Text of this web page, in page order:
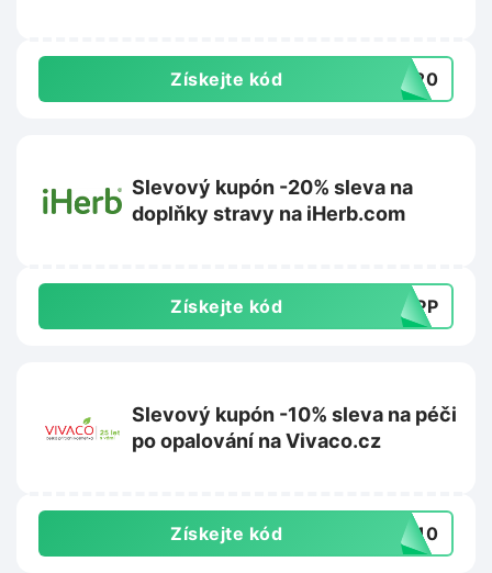
Získejte kód PY20
Slevový kupón -20% sleva na
doplňky stravy na iHerb.com
Získejte kód SUPP
Slevový kupón -10% sleva na péči
po opalování na Vivaco.cz
Získejte kód VA10